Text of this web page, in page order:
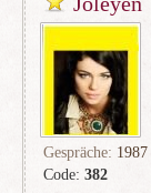
Code: 382
Gespräche: 1987